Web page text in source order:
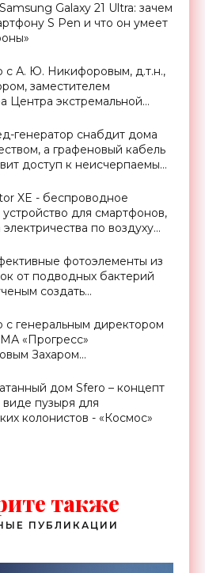
Galaxy 21 Ultra: зачем
S Pen и что он умеет
с А. Ю. Никифоровым, д.т.н.,
заместителем
Центра экстремальной
генератор снабдит дома
а графеновый кабель
доступ к неисчерпаемым
in Change (видео) -
XE - беспроводное
для смартфонов,
по воздуху
фотоэлементы из
от подводных бактерий
создать
Электроники»
с генеральным директором
«Прогресс»
Захаром
2021» -
дом Sfero – концепт
пузыря для
колонистов - «Космос»
также
ПУБЛИКАЦИИ